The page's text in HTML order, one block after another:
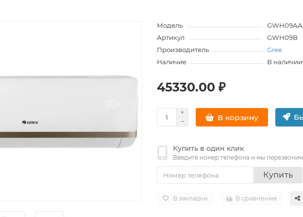
Модель
Артикул
GWH09B
Производитель
Gree
Наличие
В наличии
45330.00 ₽
В корзину
Купить в один клик
Введите номер телефона и мы перезвоним
Купить
В закладки В сравнение